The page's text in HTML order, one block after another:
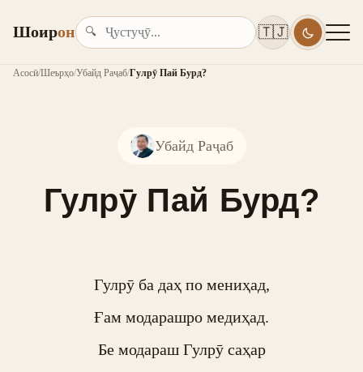
Шоирон 🔍 🇹🇯
Асосӣ/Шеърҳо/Убайд Раҷаб/Гулрӯ Пай Бурд?
Убайд Раҷаб
Гулрӯ Пай Бурд?
Гулрӯ ба даҳ по мениҳад,
Ғам модарашро медиҳад.
Бе модараш Гулрӯ саҳар